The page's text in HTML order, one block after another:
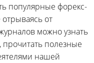
популярные форекс-
от
можно узнать
полезные
нашей